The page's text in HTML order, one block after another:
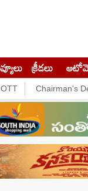
క్రీడలు
OTT Chairman's